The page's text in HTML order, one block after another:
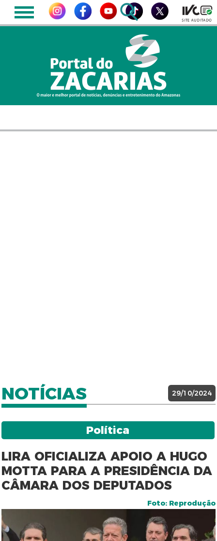
NOTÍCIAS 29/10/2024
Política
LIRA OFICIALIZA APOIO A HUGO
MOTTA PARA A PRESIDÊNCIA DA
CÂMARA DOS DEPUTADOS
Foto: Reprodução